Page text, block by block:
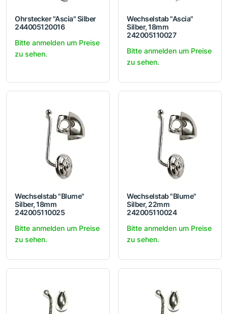
Ohrstecker "Ascia" Silber
244005120016
Bitte anmelden um Preise
zu sehen.
Wechselstab "Ascia"
Silber, 18mm
242005110027
Bitte anmelden um Preise
zu sehen.
Wechselstab "Blume"
Silber, 18mm
242005110025
Bitte anmelden um Preise
zu sehen.
Wechselstab "Blume"
Silber, 22mm
242005110024
Bitte anmelden um Preise
zu sehen.